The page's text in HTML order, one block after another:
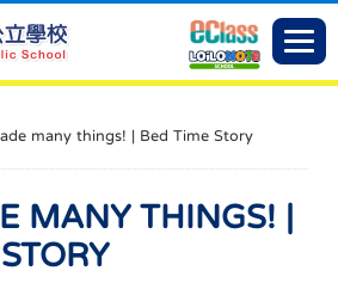
many things! | Bed Time Story
MANY THINGS! |